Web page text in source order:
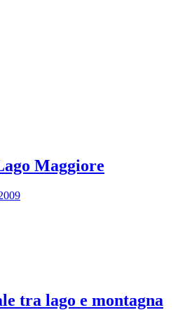
Maggiore
tra lago e montagna